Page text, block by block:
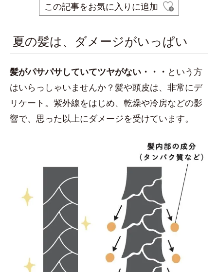
この記事をお気に入りに追加
夏の髪は、ダメージがいっぱい
髪がパサパサしていてツヤがない・・ ・ という方
はいらっしゃいませんか？髪や頭皮は、非常にデ
リケート。紫外線をはじめ、乾燥や冷房などの影
響で、思った以上にダメージを受けています。